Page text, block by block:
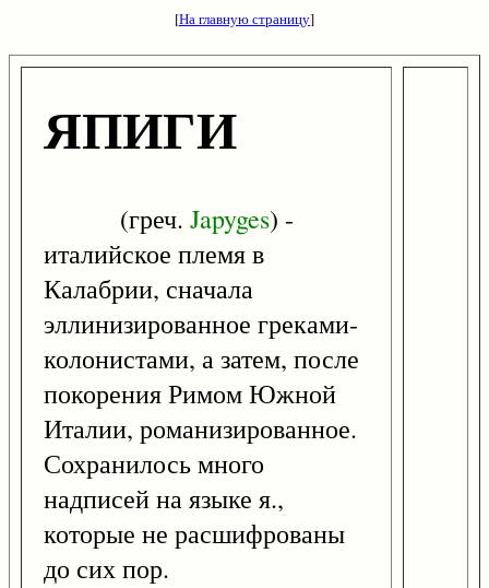
[На главную страницу]
ЯПИГИ
(греч. Japyges) -
италийское племя в
Калабрии, сначала
эллинизированное греками-
колонистами, а затем, после
покорения Римом Южной
Италии, романизированное.
Сохранилось много
надписей на языке я.,
которые не расшифрованы
до сих пор.